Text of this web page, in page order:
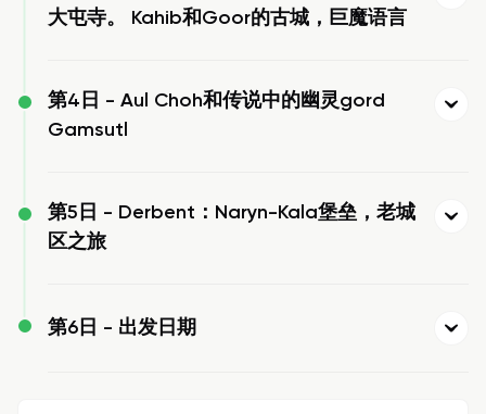
大屯寺。 Kahib和Goor的古城，巨魔语言
第4日 - Aul Choh和传说中的幽灵gord
Gamsutl
第5日 - Derbent：Naryn-Kala堡垒，老城
区之旅
第6日 - 出发日期